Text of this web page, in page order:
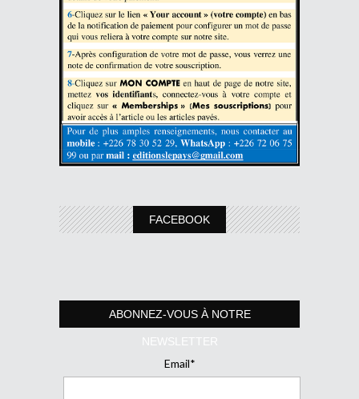
FACEBOOK
ABONNEZ-VOUS À NOTRE
NEWSLETTER
Email*